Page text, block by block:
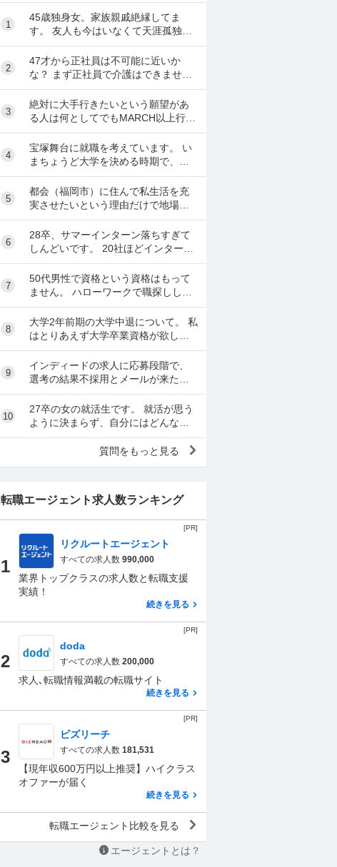
1
45歳独身女。家族親戚絶縁してま
す。 友人も今はいなくて天涯孤独。
生活保護ヌケる為に、就活にあた
り、緊急連絡先 がネックになり駄目
になってます。 現在賃...
2
47才から正社員は不可能に近いか
な？ まず正社員で介護はできませ
ん。 警備員は難しいです。できませ
ん。 運送会社の運転手は無理です。
できません 過去にうつ...
3
絶対に大手行きたいという願望があ
る人は何としてでもMARCH以上行か
ないとダメですか？ MARCH未満に
なるとほぼ行けなくなるのでもしそ
んな願望がありMA...
4
宝塚舞台に就職を考えています。 い
まちょうど大学を決める時期で、宝
塚舞台のリクルートサイトに名前の
あった大学に行こうとしています。
ですが、習い事で「活動...
5
都会（福岡市）に住んで私生活を充
実させたいという理由だけで地場の
中小企業を選び、大手グループ子会
社（北九州）を蹴るのは長期的に見
てもったいないですか？
6
28卒、サマーインターン落ちすぎて
しんどいです。 20社ほどインターン
出しましたが通過率は10-15%ほどで
す。課題点を洗い出すなど次に向け
て出来ることに...
7
50代男性で資格という資格はもって
ません。 ハローワークで職探しして
ますがなかなか厳しい世の中で職が
決まりません。 前の会社は閉鎖した
ため、やむなく無...
8
大学2年前期の大学中退について。 私
はとりあえず大学卒業資格が欲し
く、病院系の会社で働きたいと思い
理学療法学科へ入りました。 しか
し、そのモチベーションだ...
9
インディードの求人に応募段階で、
選考の結果不採用とメールが来たの
ですがどういうことでしょうか。 長
いあいだ掲載されている求人です。
10
27卒の女の就活生です。 就活が思う
ように決まらず、自分にはどんな仕
事もできないのではないかと感じて
いて、何かの病気なのではないかと
質問をもっと見る
転職エージェント求人数ランキング
[PR]
1
リクルートエージェント
すべての求人数 990,000
業界トップクラスの求人数と転職支援
実績！
続きを見る
[PR]
2
doda
すべての求人数 200,000
求人､転職情報満載の転職サイト
続きを見る
[PR]
3
ビズリーチ
すべての求人数 181,531
【現年収600万円以上推奨】ハイクラス
オファーが届く
続きを見る
転職エージェント比較を見る
エージェントとは？